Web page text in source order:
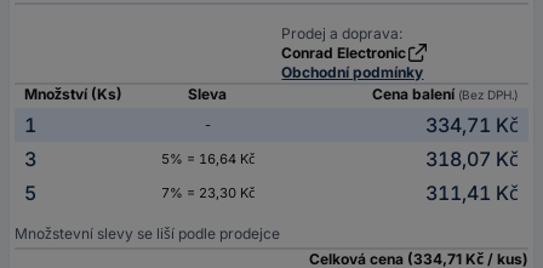
Prodej a doprava:
Conrad Electronic
Obchodní podmínky
Množství (Ks)
Sleva Cena balení (Bez DPH.)
1 -
334,71 Kč
3
5% = 16,64 Kč
318,07 Kč
5
7% = 23,30 Kč 311,41 Kč
Množstevní slevy se liší podle prodejce
Celková cena (334,71 Kč / kus)